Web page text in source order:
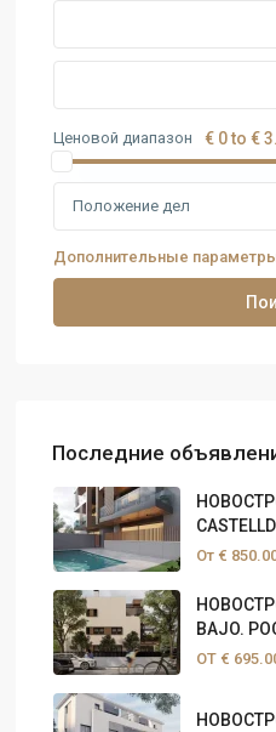
Ценовой диапазон € 0 to €
Положение дел
Дополнительные
Последние
От €
BAJO.
ОТ €